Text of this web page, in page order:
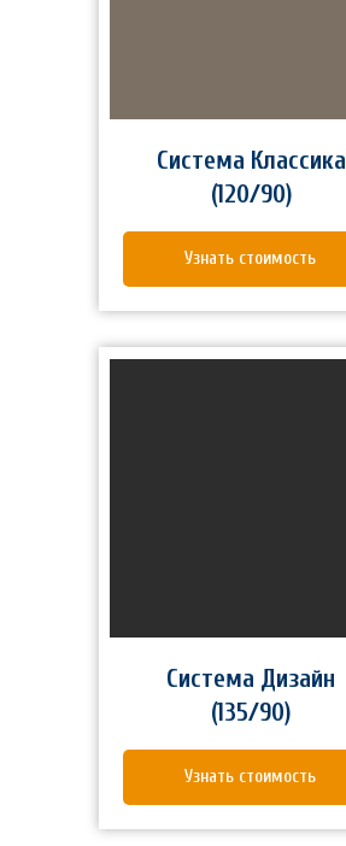
Узнать стоимость
Система Дизайн
(135/90)
Узнать стоимость
Система Классика
(120/90)